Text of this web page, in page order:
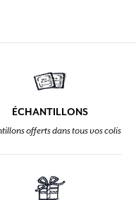
ÉCHANTILLONS
offerts dans tous vos colis